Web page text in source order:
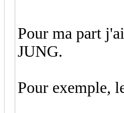
Pour ma part
JUNG.
Pour exemple,